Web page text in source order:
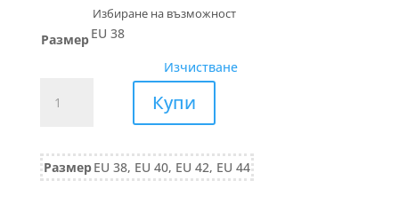
РазмерEU 38
Изчистване
вискоза
Купи
РазмерEU 38, EU 40, EU 42, EU 44